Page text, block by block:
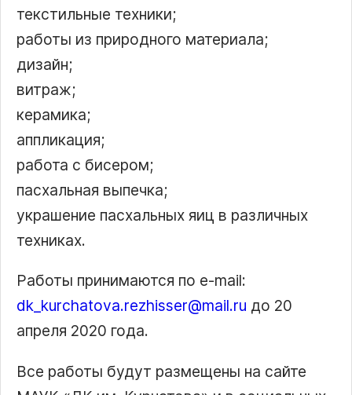
текстильные техники;
работы из природного материала;
дизайн;
витраж;
керамика;
аппликация;
работа с бисером;
пасхальная выпечка;
украшение пасхальных яиц в различных
техниках.
Работы принимаются по e-mail:
dk_kurchatova.rezhisser@mail.ru до 20
апреля 2020 года.
Все работы будут размещены на сайте